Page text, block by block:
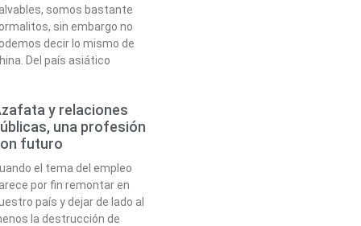
somos bastante
sin embargo no
decir lo mismo de
Del país asiático
y relaciones
una profesión
futuro
el tema del empleo
por fin remontar en
país y dejar de lado al
la destrucción de